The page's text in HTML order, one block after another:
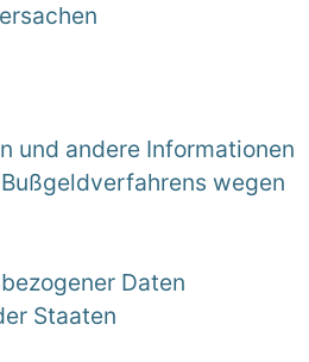
und andere Informationen
wegen
Daten
Staaten